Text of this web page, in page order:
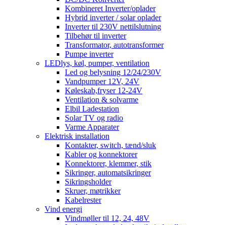
Kombineret Inverter/oplader
Hybrid inverter / solar oplader
Inverter til 230V nettilslutning
Tilbehør til inverter
Transformator, autotransformer
Pumpe inverter
LEDlys, køl, pumper, ventilation
Led og belysning 12/24/230V
Vandpumper 12V, 24V
Køleskab,fryser 12-24V
Ventilation & solvarme
Elbil Ladestation
Solar TV og radio
Varme Apparater
Elektrisk installation
Kontakter, switch, tænd/sluk
Kabler og konnektorer
Konnektorer, klemmer, stik
Sikringer, automatsikringer
Sikringsholder
Skruer, møtrikker
Kabelrester
Vind energi
Vindmøller til 12, 24, 48V